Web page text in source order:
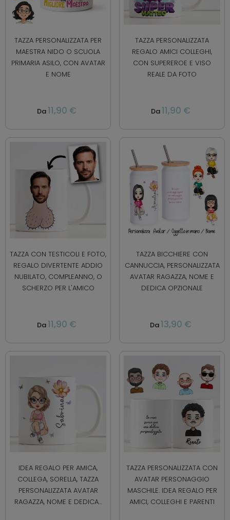
TAZZA PERSONALIZZATA PER
MAESTRA NIDO O SCUOLA
PRIMARIA ASILO, CON AVATAR
E NOME
Da11,90 €
TAZZA PERSONALIZZATA
REGALO AMICI COLLEGHI,
CON SUPEREROE E VISO
REALE DA FOTO
Da11,90 €
TAZZA CON TESTICOLI E FOTO,
REGALO DIVERTENTE ADDIO
NUBILATO, COMPLEANNO, O
SCHERZO PER L'AMICO
Da11,90 €
TAZZA BICCHIERE CON
CANNUCCIA, PERSONALIZZATA
AVATAR RAGAZZA, NOME E
DEDICA OPZIONALE
Da13,90 €
IDEA REGALO PER AMICA,
COLLEGA, SORELLA, TAZZA
PERSONALIZZATA AVATAR
RAGAZZA, NOME E DEDICA...
TAZZA PERSONALIZZATA CON
AVATAR PERSONAGGIO
MASCHILE. IDEA REGALO PER
AMICI, COLLEGHI E PARENTI